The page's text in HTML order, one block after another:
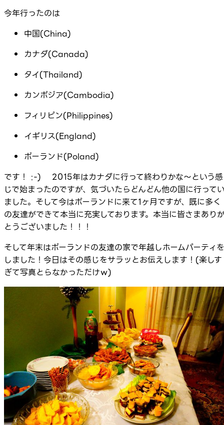
今年行ったのは
中国(China)
カナダ(Canada)
タイ(Thailand)
カンボジア(Cambodia)
フィリピン(Philippines)
イギリス(England)
ポーランド(Poland)
です！ :-) 2015年はカナダに行って終わりかな～という感
じで始まったのですが、気づいたらどんどん他の国に行って
ました。そして今はポーランドに来て1ヶ月ですが、既に多く
の友達ができて本当に充実しております。本当に皆さまあり
とうございました！！！
そして年末はポーランドの友達の家で年越しホームパーティを
しました！今日はその感じをサラッとお伝えします！(楽しす
ぎて写真とらなかっただけｗ)